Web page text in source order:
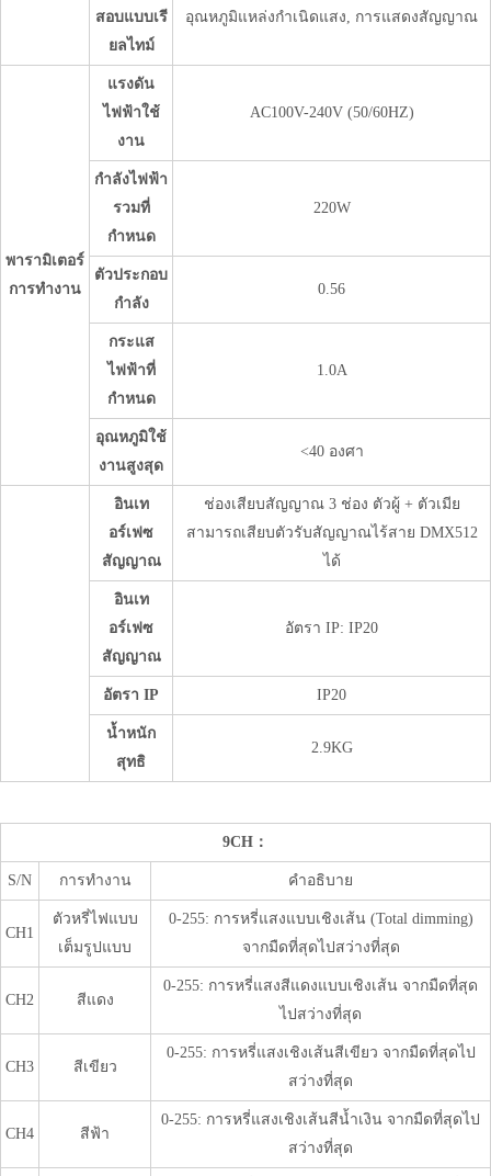
สอบแบบเรี
ยลไทม์
อุณหภูมิแหล่งกำเนิดแสง, การแสดงสัญญาณ
พารามิเตอร์
การทำงาน
แรงดัน
ไฟฟ้าใช้
งาน
AC100V-240V (50/60HZ)
กำลังไฟฟ้า
รวมที่
กำหนด
220W
ตัวประกอบ
กำลัง
0.56
กระแส
ไฟฟ้าที่
กำหนด
1.0A
อุณหภูมิใช้
งานสูงสุด
<40 องศา
อินเท
อร์เฟซ
สัญญาณ
ช่องเสียบสัญญาณ 3 ช่อง ตัวผู้ + ตัวเมีย
สามารถเสียบตัวรับสัญญาณไร้สาย DMX512
ได้
อินเท
อร์เฟซ
สัญญาณ
อัตรา IP: IP20
อัตรา IP IP20
น้ำหนัก
สุทธิ
2.9KG
9CH：
S/N การทำงาน คำอธิบาย
CH1
ตัวหรี่ไฟแบบ
เต็มรูปแบบ
0-255: การหรี่แสงแบบเชิงเส้น (Total dimming)
จากมืดที่สุดไปสว่างที่สุด
CH2 สีแดง
0-255: การหรี่แสงสีแดงแบบเชิงเส้น จากมืดที่สุด
ไปสว่างที่สุด
CH3 สีเขียว
0-255: การหรี่แสงเชิงเส้นสีเขียว จากมืดที่สุดไป
สว่างที่สุด
CH4 สีฟ้า
0-255: การหรี่แสงเชิงเส้นสีน้ำเงิน จากมืดที่สุดไป
สว่างที่สุด